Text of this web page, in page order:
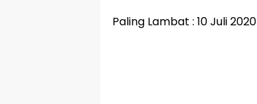
Paling Lambat : 10 Juli 2020